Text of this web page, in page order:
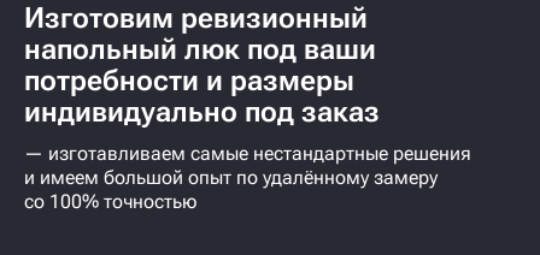
Изготовим ревизионный
напольный люк под ваши
потребности и размеры
индивидуально под заказ
— изготавливаем самые нестандартные решения
и имеем большой опыт по удалённому замеру
со 100% точностью